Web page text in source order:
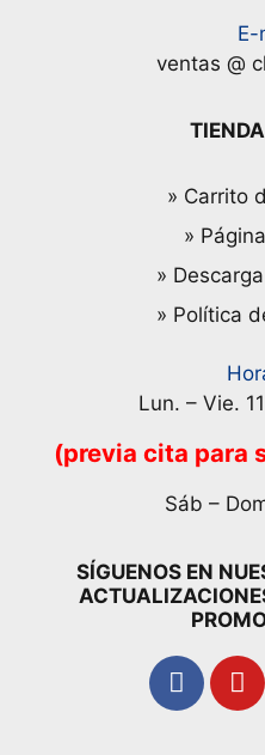
E-
ventas @
» Carrito
»
»
» Política
Lun. – Vie.
(previa cita para
Sáb –
SÍGUENOS EN